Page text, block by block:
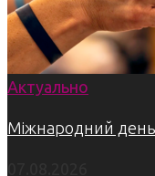
Актуально
Міжнародний